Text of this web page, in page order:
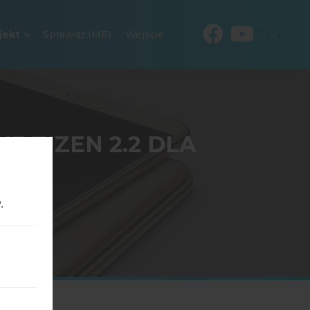
Sprawdź IMEI Wejście
TIZEN 2.2 DLA